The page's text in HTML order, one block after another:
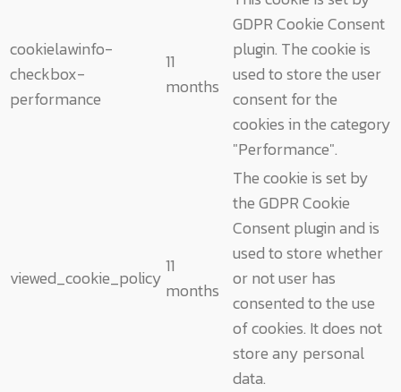
cookielawinfo-
checkbox-
performance
11
months
GDPR Cookie Consent
plugin. The cookie is
used to store the user
consent for the
cookies in the category
"Performance".
viewed_cookie_policy
11
months
The cookie is set by
the GDPR Cookie
Consent plugin and is
used to store whether
or not user has
consented to the use
of cookies. It does not
store any personal
data.